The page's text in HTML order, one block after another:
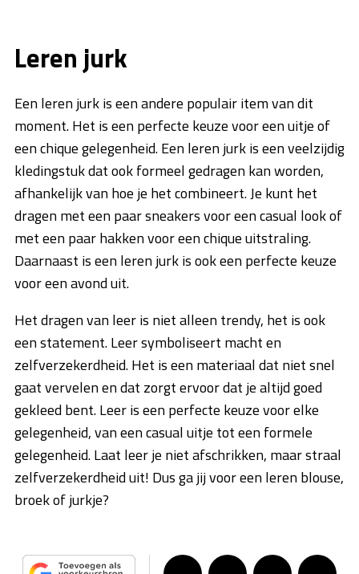
Leren jurk
Een leren jurk is een andere populair item van dit
moment. Het is een perfecte keuze voor een uitje of
een chique gelegenheid. Een leren jurk is een veelzijdig
kledingstuk dat ook formeel gedragen kan worden,
afhankelijk van hoe je het combineert. Je kunt het
dragen met een paar sneakers voor een casual look of
met een paar hakken voor een chique uitstraling.
Daarnaast is een leren jurk is ook een perfecte keuze
voor een avond uit.
Het dragen van leer is niet alleen trendy, het is ook
een statement. Leer symboliseert macht en
zelfverzekerdheid. Het is een materiaal dat niet snel
gaat vervelen en dat zorgt ervoor dat je altijd goed
gekleed bent. Leer is een perfecte keuze voor elke
gelegenheid, van een casual uitje tot een formele
gelegenheid. Laat leer je niet afschrikken, maar straal
zelfverzekerdheid uit! Dus ga jij voor een leren blouse,
broek of jurkje?